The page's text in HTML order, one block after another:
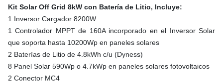
Kit Solar Off Grid 8kW con Batería de Litio, Incluye:
1 Inversor Cargador 8200W
1 Controlador MPPT de 160A incorporado en el Inversor Solar
que soporta hasta 10200Wp en paneles solares
2 Baterías de Litio de 4.8kWh c/u (Dyness)
8 Panel Solar 590Wp o 4.7kWp en paneles solares fotovoltaicos
2 Conector MC4